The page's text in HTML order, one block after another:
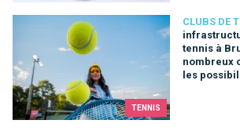
TENNIS
CLUBS DE
tennis à
nombreux
les
Tailles, infrastructures, surfaces: le